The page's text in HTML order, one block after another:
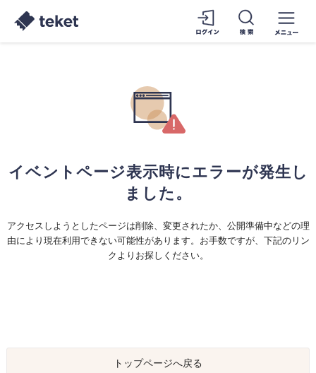
イベントページ表示時にエラーが発生し
ました。
アクセスしようとしたページは削除、変更されたか、公開準備中などの理
由により現在利用できない可能性があります。お手数ですが、下記のリン
クよりお探しください。
トップページへ戻る